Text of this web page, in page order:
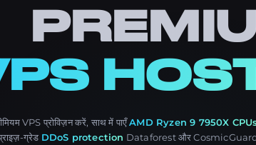
VPS प्रोविज़न करें, साथ में पाएँAMD Ryzen 9 7950X
ग्रेड DDoS protection Dataforest और CosmicGuard